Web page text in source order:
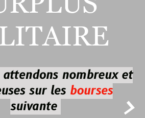

attendons nombreux et
sur les bourses
suivante